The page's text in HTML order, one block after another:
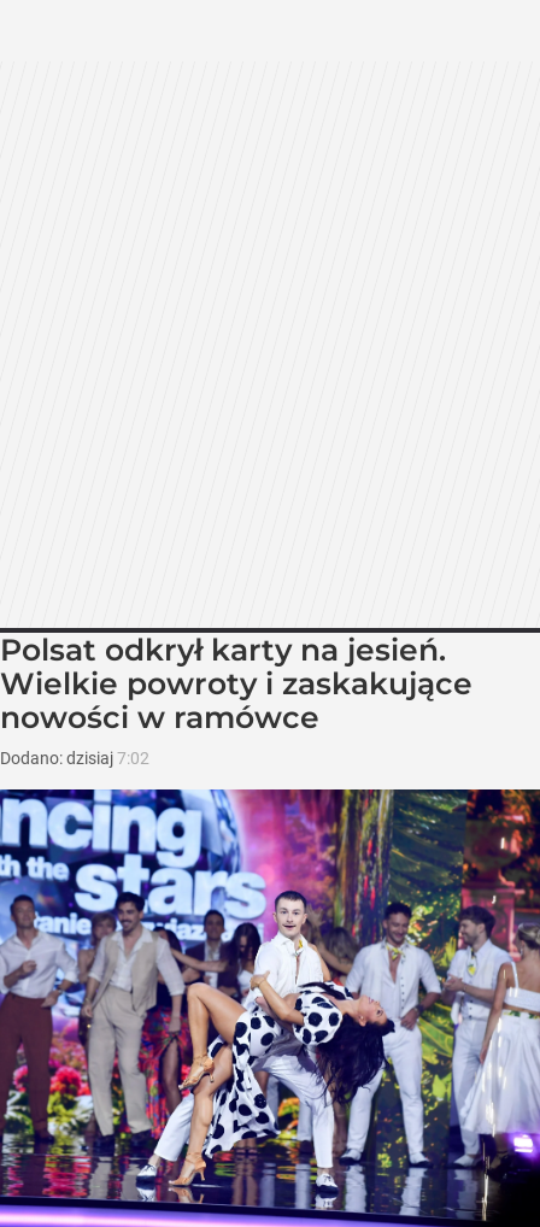
Polsat odkrył karty na jesień.
Wielkie powroty i zaskakujące
nowości w ramówce
Dodano:dzisiaj7:02